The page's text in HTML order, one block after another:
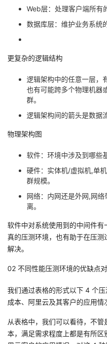
发
我
的
我
播
活
动
的
关
注
我
的
开
发
者
学
我
的
Programs
我
的
支
持
Web层：处理客户端所有
数据库层：维护业务系统
更复杂的逻辑结构
逻辑架构中的任意一层，
也有可能跨多个物理机器
群。
逻辑架构间的箭头是数据
物理架构图
软件：环境中涉及到哪些
硬件：实体机/虚拟机,单
群规模。
网络：内网还是外网,网
离。
软件中对系统使用到的中间件
真的压测环境，也有助于在压
解决。
02 不同性能压测环境的优缺点
我们通过表格的形式以下 4 个压
成本、阿里云及其客户的应用情
从表格中，我们可以看待，不
本，满足需求程度上都是有所